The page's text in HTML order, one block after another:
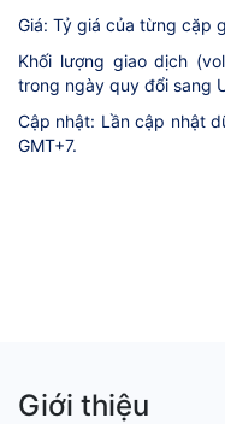
Giá: Tỷ giá của từng cặp
Khối lượng giao dịch
trong ngày quy đổi sang
Cập nhật: Lần cập nhật
GMT+7.
Giới thiệu